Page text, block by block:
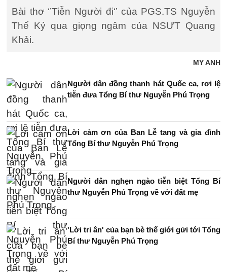
Bài thơ ‘’Tiễn Người đi‘’ của PGS.TS Nguyễn
Thế Kỷ qua giọng ngâm của NSƯT Quang
Khải.
MY ANH
Người dân đồng thanh hát Quốc ca, rơi lệ
tiễn đưa Tổng Bí thư Nguyễn Phú Trọng
Lời cảm ơn của Ban Lễ tang và gia đình
Tổng Bí thư Nguyễn Phú Trọng
Người dân nghẹn ngào tiễn biệt Tổng Bí
thư Nguyễn Phú Trọng về với đất mẹ
'Lời tri ân' của bạn bè thế giới gửi tới Tổng
Bí thư Nguyễn Phú Trọng